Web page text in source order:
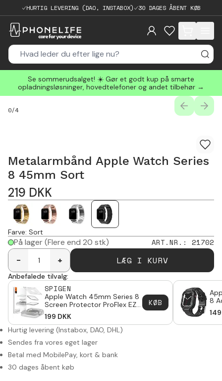
HURTIG LEVERING (DAO, INSTABOX) 30 DAGES ÅBENT KØB
items in cart,
Se sommerudsalget! ☀️ Gør et godt kup på smarte
opladningsløsninger, hovedtelefoner og andet tilbehør →
0/4
Metalarmbånd Apple Watch Series
8 45mm Sort
219 DKK
Farve: Sort
På lager(Flere end 20 stk) ART.NR. : 21702
-
+ LÆG I KURV
Anbefalede tilvalg:
SPIGEN
Apple Watch 45mm Series 8
Screen Protector ProFlex EZ
Fit (2-pack)
199 DKK
KØB
8
149
Hurtig levering (Instabox, DAO, DHL)
Sendes fra vores eget lager
Betal med MobilePay, kort & bank
30 dages åbent køb